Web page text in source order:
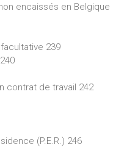
encaissés en Belgique
239
contrat de travail 242
(P.E.R.) 246